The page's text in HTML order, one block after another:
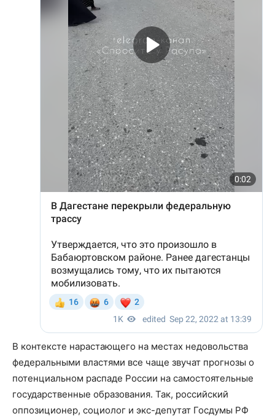
В контексте нарастающего на местах недовольства
федеральными властями все чаще звучат прогнозы о
потенциальном распаде России на самостоятельные
государственные образования. Так, российский
оппозиционер, социолог и экс-депутат Госдумы РФ